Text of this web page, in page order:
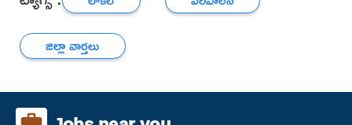
జిల్లా వార్తలు